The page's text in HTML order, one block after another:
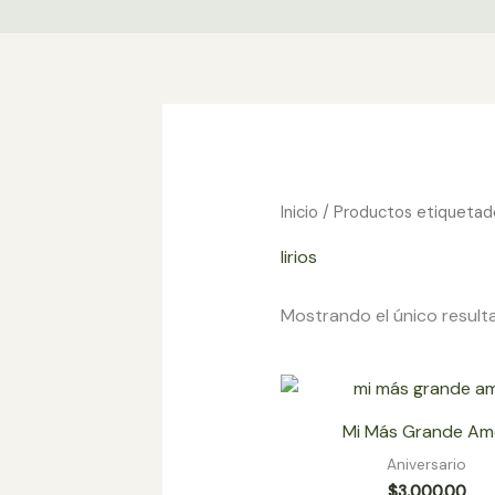
Inicio / Productos
lirios
Mostrando el único
Mi Más Grande
Aniversario